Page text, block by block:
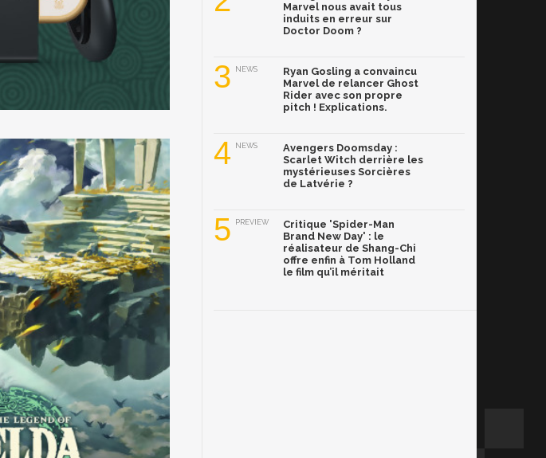
Marvel nous avait tous
induits en erreur sur
Doctor Doom ?
3 NEWS
Ryan Gosling a convaincu
Marvel de relancer Ghost
Rider avec son propre
pitch ! Explications.
4 NEWS
Avengers Doomsday :
Scarlet Witch derrière les
mystérieuses Sorcières
de Latvérie ?
5 PREVIEW
Critique 'Spider-Man
Brand New Day' : le
réalisateur de Shang-Chi
offre enfin à Tom Holland
le film qu’il méritait